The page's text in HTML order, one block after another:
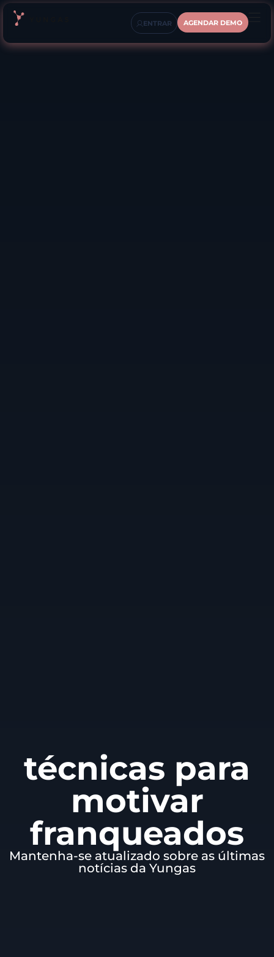
ENTRAR AGENDAR DEMO
técnicas para
motivar
franqueados
Mantenha-se atualizado sobre as últimas
notícias da Yungas